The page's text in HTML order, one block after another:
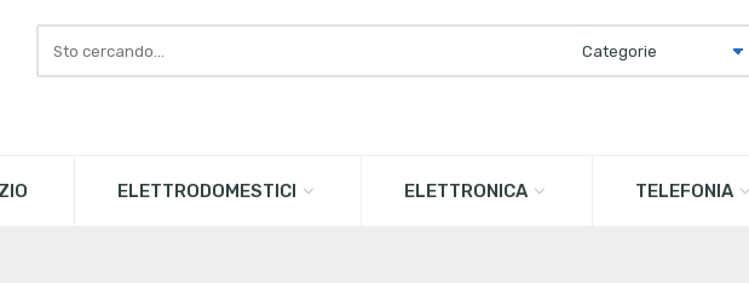
here
ELETTRODOMESTICI ELETTRONICA TELEFONIA